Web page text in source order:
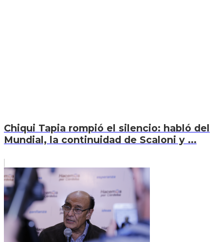
Chiqui Tapia rompió el silencio: habló del
Mundial, la continuidad de Scaloni y ...